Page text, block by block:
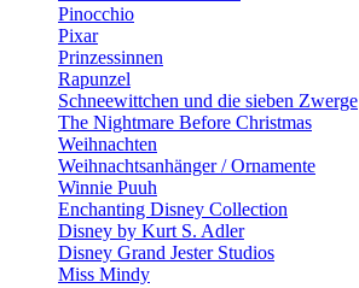
Pinocchio
Pixar
Prinzessinnen
Rapunzel
Schneewittchen und die sieben Zwerge
The Nightmare Before Christmas
Weihnachten
Weihnachtsanhänger / Ornamente
Winnie Puuh
Enchanting Disney Collection
Disney by Kurt S. Adler
Disney Grand Jester Studios
Miss Mindy